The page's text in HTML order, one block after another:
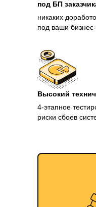
под БП
Высокий
никаких
под ваши
4-этапное
риски сбоев